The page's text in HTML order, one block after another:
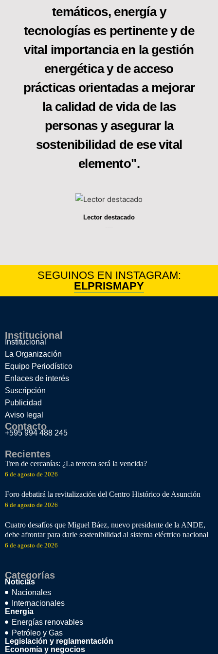
temáticos, energía y
tecnologías es pertinente y de
vital importancia en la gestión
energética y de acceso
prácticas orientadas a mejorar
la calidad de vida de las
personas y asegurar la
sostenibilidad de ese vital
elemento".
Lector destacado
----
SEGUINOS EN INSTAGRAM:
ELPRISMAPY
Institucional
Institucional
La Organización
Equipo Periodístico
Enlaces de interés
Suscripción
Publicidad
Aviso legal
Contacto
+595 994 488 245
Recientes
Tren de cercanías: ¿La tercera será la vencida?
6 de agosto de 2026
Foro debatirá la revitalización del Centro Histórico de Asunción
6 de agosto de 2026
Cuatro desafíos que Miguel Báez, nuevo presidente de la ANDE,
debe afrontar para darle sostenibilidad al sistema eléctrico nacional
6 de agosto de 2026
Categorías
Noticias
Nacionales
Internacionales
Energía
Energías renovables
Petróleo y Gas
Legislación y reglamentación
Economía y negocios